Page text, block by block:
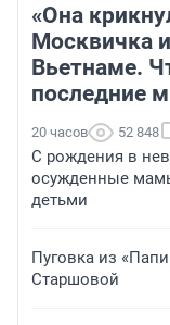
«Она
Москвичка
Вьетнаме.
последние
20 часов 52 848
С рождения в
осужденные
детьми
Пуговка из
Старшовой